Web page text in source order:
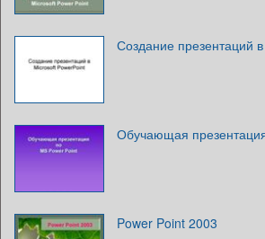
Создание презентаций
Обучающая
Power Point 2003